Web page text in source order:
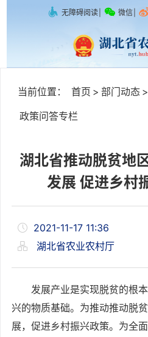
无障碍阅读 微信
当前位置： 首页 > 部门动态 >
政策问答专栏
湖北省推动脱贫地
发展 促进乡村
2021-11-17 11:36
湖北省农业农村厅
发展产业是实现脱贫的根
兴的物质基础。为推动推动脱
展，促进乡村振兴政策。为全